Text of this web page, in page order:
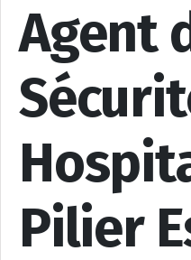
Agent
Pilier